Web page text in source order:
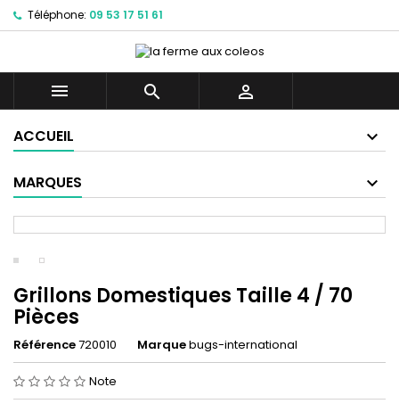
Téléphone: 09 53 17 51 61
  
ACCUEIL
MARQUES
Grillons Domestiques Taille 4 / 70
Pièces
Référence720010 Marquebugs-international
Note